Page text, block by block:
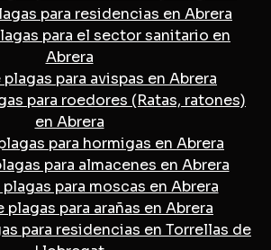
para residencias en Abrera
para el sector sanitario en
Abrera
para avispas en Abrera
para roedores (Ratas, ratones)
en Abrera
para hormigas en Abrera
para almacenes en Abrera
para moscas en Abrera
para arañas en Abrera
para residencias en Torrellas de